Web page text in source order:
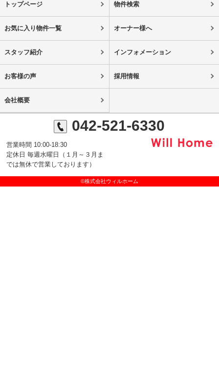
トップページ 物件検索
お気に入り物件一覧 オーナー様へ
スタッフ紹介 インフォメーション
お客様の声 採用情報
会社概要
042-521-6330
営業時間 10:00-18:30
定休日 毎週水曜日（１月～３月ま
では無休で営業しております）
©株式会社ウィルホーム